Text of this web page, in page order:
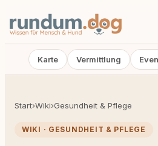
Karte Vermittlung
Start›Wiki›Gesundheit & Pflege
WIKI · GESUNDHEIT & PFLEGE